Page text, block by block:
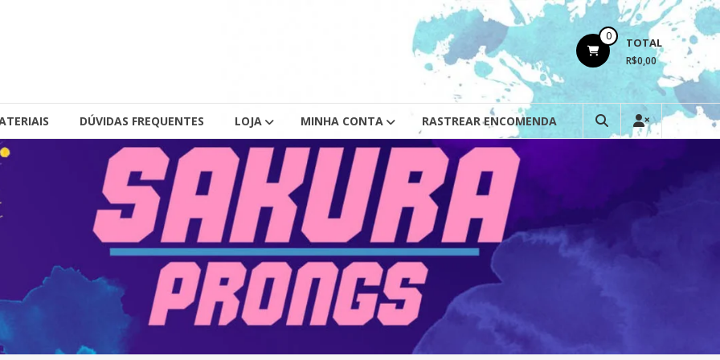
0 TOTAL
R$0,00
DÚVIDAS FREQUENTES LOJA MINHA CONTA RASTREAR ENCOMENDA